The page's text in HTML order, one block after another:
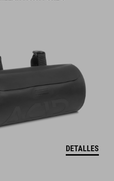
DETALLES